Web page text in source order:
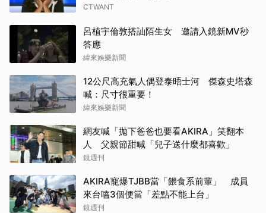
CTWANT
呂植宇倫敦搭訕陌生女 邀請入鏡新MV秒
答應
緯來娛樂新聞
12公尺高充氣人偶登泰晤士河 傑森史塔森
喊：尺寸很重要！
緯來娛樂新聞
網友喊「拋下爸爸也要看AKIRA」笑翻本
人 父親節甜喊「兒子送什麼都喜歡」
鏡週刊
AKIRA寵爆TJBB當「餵食系前輩」 成員
來台嗑3個便當「差點不能上台」
鏡週刊